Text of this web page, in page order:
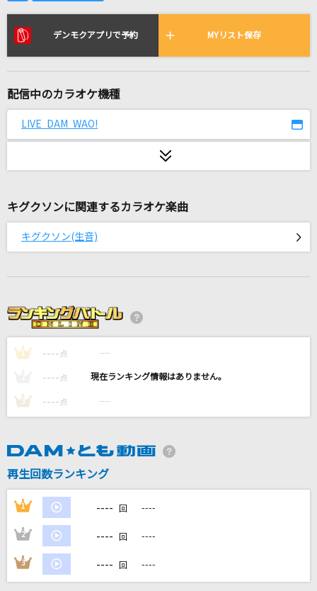
リアルタイムで歌われている曲の一覧
Bunny Girl
[生音]木綿のハンカチーフ
[生音]VS
BLUE ENCOUNT
Clattanoia
伊良湖岬
水森かおり
玉置浩二
GAO
StaRt
Mrs. GREEN APPLE
とくべチュ、して
＝LOVE
デンモクアプリで予約 MYリスト保存
配信中のカラオケ機種
LIVE DAM WAO!
キグクソンに関連するカラオケ楽曲
キグクソン(生音)
1 ---- 点 ----
---- 点 ----
3 ---- 点 ----
再生回数ランキング
1 ---- 回 ----
2 ---- 回 ----
3 ---- 回 ----